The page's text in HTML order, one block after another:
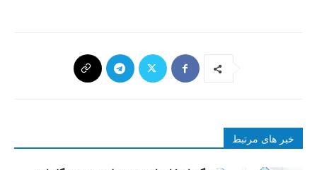
خبر های مرتبط